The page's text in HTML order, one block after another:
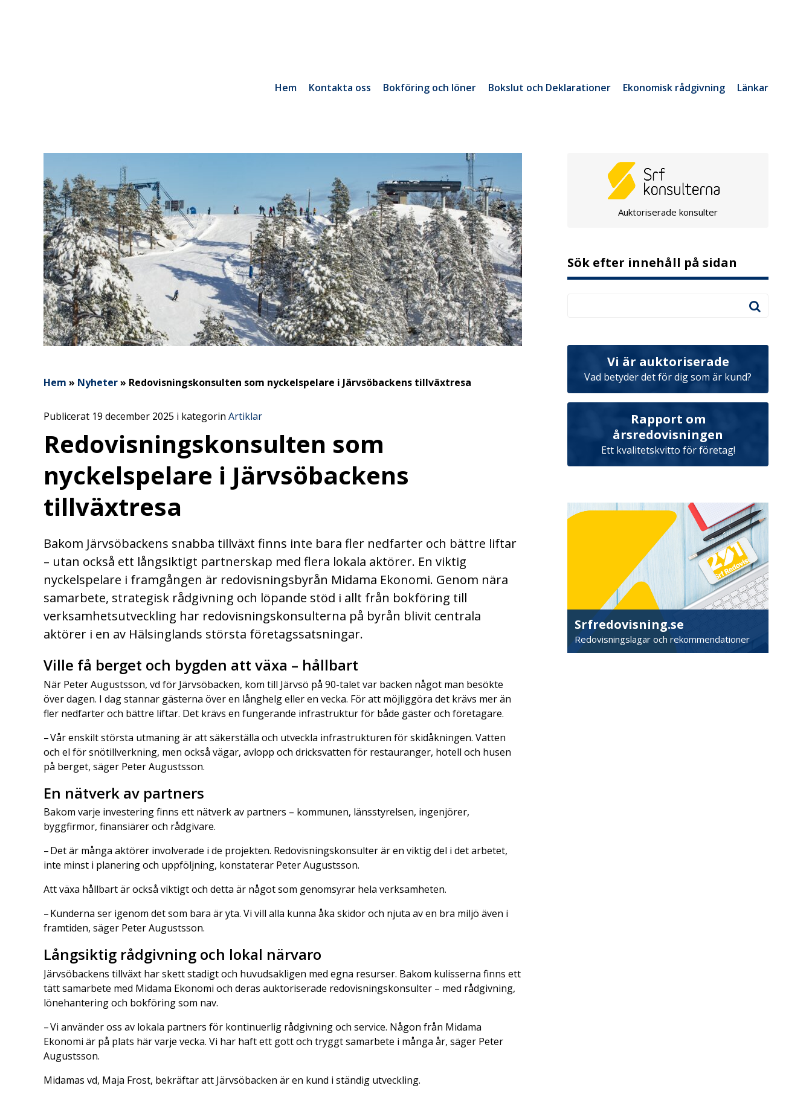
Hem Kontakta oss Bokföring och löner Bokslut och Deklarationer Ekonomisk rådgivning Länkar
Hem » Nyheter» Redovisningskonsulten som nyckelspelare i Järvsöbackens tillväxtresa
Publicerat 19 december 2025 i kategorin Artiklar
Redovisningskonsulten som
nyckelspelare i Järvsöbackens
tillväxtresa
Bakom Järvsöbackens snabba tillväxt finns inte bara fler nedfarter och bättre liftar
– utan också ett långsiktigt partnerskap med flera lokala aktörer. En viktig
nyckelspelare i framgången är redovisningsbyrån Midama Ekonomi. Genom nära
samarbete, strategisk rådgivning och löpande stöd i allt från bokföring till
verksamhetsutveckling har redovisningskonsulterna på byrån blivit centrala
aktörer i en av Hälsinglands största företagssatsningar.
Ville få berget och bygden att växa – hållbart
När Peter Augustsson, vd för Järvsöbacken, kom till Järvsö på 90-talet var backen något man besökte
över dagen. I dag stannar gästerna över en långhelg eller en vecka. För att möjliggöra det krävs mer än
fler nedfarter och bättre liftar. Det krävs en fungerande infrastruktur för både gäster och företagare.
– Vår enskilt största utmaning är att säkerställa och utveckla infrastrukturen för skidåkningen. Vatten
och el för snötillverkning, men också vägar, avlopp och dricksvatten för restauranger, hotell och husen
på berget, säger Peter Augustsson.
En nätverk av partners
Bakom varje investering finns ett nätverk av partners – kommunen, länsstyrelsen, ingenjörer,
byggfirmor, finansiärer och rådgivare.
– Det är många aktörer involverade i de projekten. Redovisningskonsulter är en viktig del i det arbetet,
inte minst i planering och uppföljning, konstaterar Peter Augustsson.
Att växa hållbart är också viktigt och detta är något som genomsyrar hela verksamheten.
– Kunderna ser igenom det som bara är yta. Vi vill alla kunna åka skidor och njuta av en bra miljö även i
framtiden, säger Peter Augustsson.
Långsiktig rådgivning och lokal närvaro
Järvsöbackens tillväxt har skett stadigt och huvudsakligen med egna resurser. Bakom kulisserna finns ett
tätt samarbete med Midama Ekonomi och deras auktoriserade redovisningskonsulter – med rådgivning,
lönehantering och bokföring som nav.
– Vi använder oss av lokala partners för kontinuerlig rådgivning och service. Någon från Midama
Ekonomi är på plats här varje vecka. Vi har haft ett gott och tryggt samarbete i många år, säger Peter
Augustsson.
Midamas vd, Maja Frost, bekräftar att Järvsöbacken är en kund i ständig utveckling.
Auktoriserade konsulter
Sök efter innehåll på sidan
Vi är auktoriserade
Vad betyder det för dig som är kund?
Rapport om
årsredovisningen
Ett kvalitetskvitto för företag!
Srfredovisning.se
Redovisningslagar och rekommendationer